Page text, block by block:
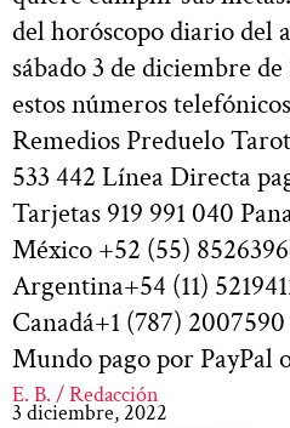
del horóscopo diario del
sábado 3 de diciembre
estos números
Remedios Preduelo
533 442 Línea Directa
Tarjetas 919 991 040
México +52 (55)
Argentina+54 (11)
Canadá+1 (787)
Mundo pago por PayPal
E. B. / Redacción
3 diciembre, 2022